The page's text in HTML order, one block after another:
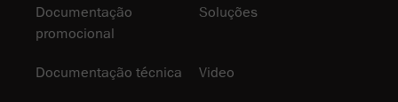
Documentação
promocional
Soluções
Documentação técnica Video